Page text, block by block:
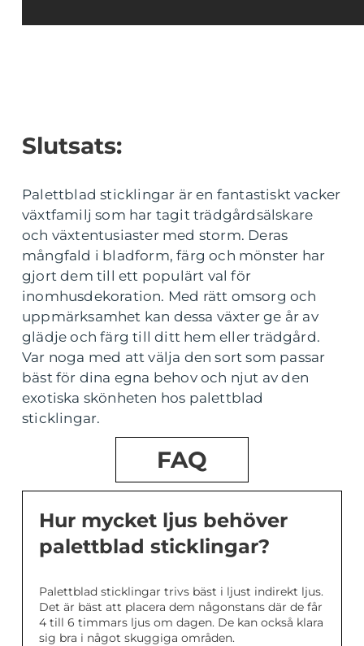
Slutsats:
Palettblad sticklingar är en fantastiskt vacker
växtfamilj som har tagit trädgårdsälskare
och växtentusiaster med storm. Deras
mångfald i bladform, färg och mönster har
gjort dem till ett populärt val för
inomhusdekoration. Med rätt omsorg och
uppmärksamhet kan dessa växter ge år av
glädje och färg till ditt hem eller trädgård.
Var noga med att välja den sort som passar
bäst för dina egna behov och njut av den
exotiska skönheten hos palettblad
sticklingar.
FAQ
Hur mycket ljus behöver
palettblad sticklingar?
Palettblad sticklingar trivs bäst i ljust indirekt ljus.
Det är bäst att placera dem någonstans där de får
4 till 6 timmars ljus om dagen. De kan också klara
sig bra i något skuggiga områden.